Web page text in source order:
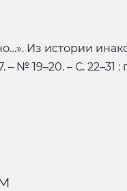
Из истории
№ 19–20. – С. 22–31